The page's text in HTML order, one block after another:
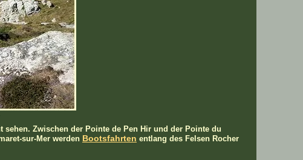
Zwischen der Pointe de Pen Hir und der Pointe du
sur-Mer werden Bootsfahrten entlang des Felsen Rocher